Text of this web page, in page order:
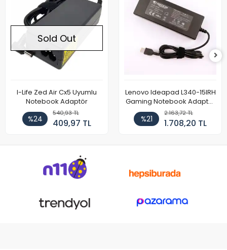
Sold Out
I-Life Zed Air Cx5 Uyumlu
Notebook Adaptör
%24
540,93 TL
409,97 TL
Lenovo Ideapad L340-15IRH
Gaming Notebook Adaptör
Cihazı Şarj Aleti (150W)
%21
2.163,72 TL
1.708,20 TL